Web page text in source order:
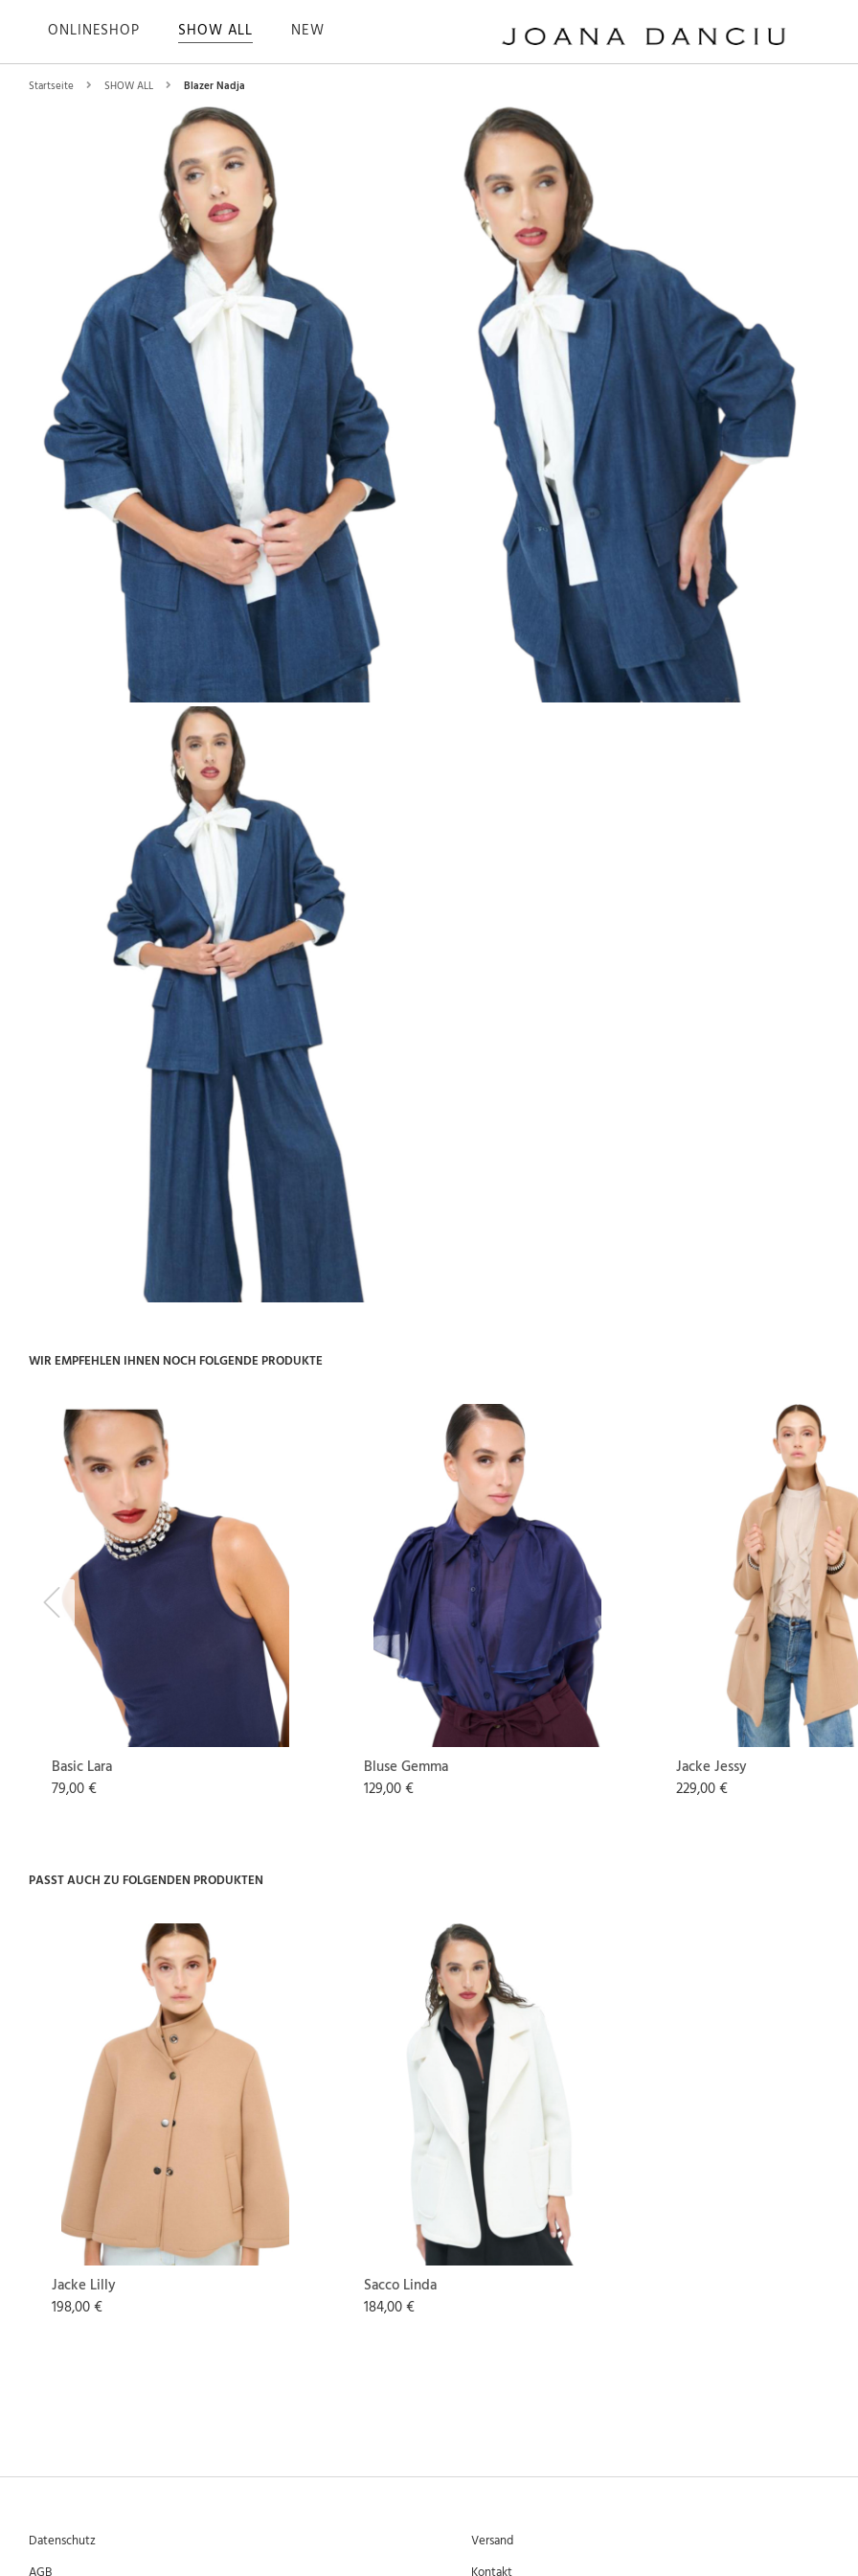
ONLINESHOP SHOW ALL NEW
Startseite SHOW ALL Blazer Nadja
WIR EMPFEHLEN IHNEN NOCH FOLGENDE PRODUKTE
Previous
Basic Lara
79,00 €
Bluse Gemma
129,00 €
Jacke Jessy
229,00 €
PASST AUCH ZU FOLGENDEN PRODUKTEN
Jacke Lilly
198,00 €
Sacco Linda
184,00 €
Datenschutz
Versand